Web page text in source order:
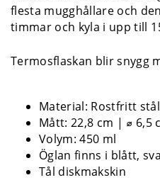
flesta mugghållare och
timmar och kyla i upp till
Termosflaskan blir snygg
Material: Rostfritt stål
Mått: 22,8 cm | ⌀ 6,5
Volym: 450 ml
Öglan finns i blått,
Tål diskmakskin